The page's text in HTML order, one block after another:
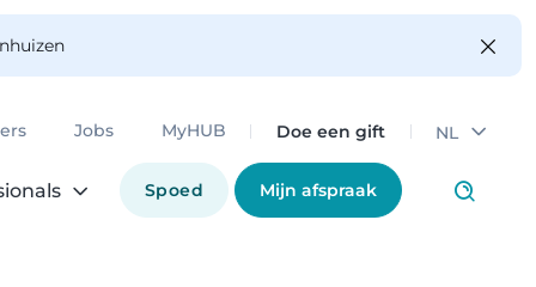
Jobs MyHUB Doe een gift NL
Spoed Mijn afspraak